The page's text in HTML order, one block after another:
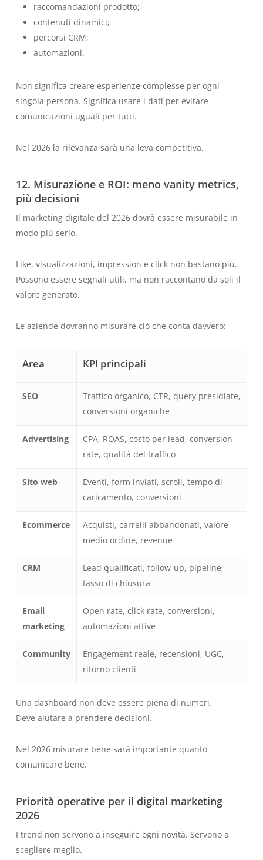
raccomandazioni prodotto;
contenuti dinamici;
percorsi CRM;
automazioni.
Non significa creare esperienze complesse per ogni
singola persona. Significa usare i dati per evitare
comunicazioni uguali per tutti.
Nel 2026 la rilevanza sarà una leva competitiva.
12. Misurazione e ROI: meno vanity metrics,
più decisioni
Il marketing digitale del 2026 dovrà essere misurabile in
modo più serio.
Like, visualizzazioni, impression e click non bastano più.
Possono essere segnali utili, ma non raccontano da soli il
valore generato.
Le aziende dovranno misurare ciò che conta davvero:
Area KPI principali
SEO
Traffico organico, CTR, query presidiate,
conversioni organiche
Advertising
CPA, ROAS, costo per lead, conversion
rate, qualità del traffico
Sito web
Eventi, form inviati, scroll, tempo di
caricamento, conversioni
Ecommerce
Acquisti, carrelli abbandonati, valore
medio ordine, revenue
CRM
Lead qualificati, follow-up, pipeline,
tasso di chiusura
Email
marketing
Open rate, click rate, conversioni,
automazioni attive
Community
Engagement reale, recensioni, UGC,
ritorno clienti
Una dashboard non deve essere piena di numeri.
Deve aiutare a prendere decisioni.
Nel 2026 misurare bene sarà importante quanto
comunicare bene.
Priorità operative per il digital marketing
2026
I trend non servono a inseguire ogni novità. Servono a
scegliere meglio.